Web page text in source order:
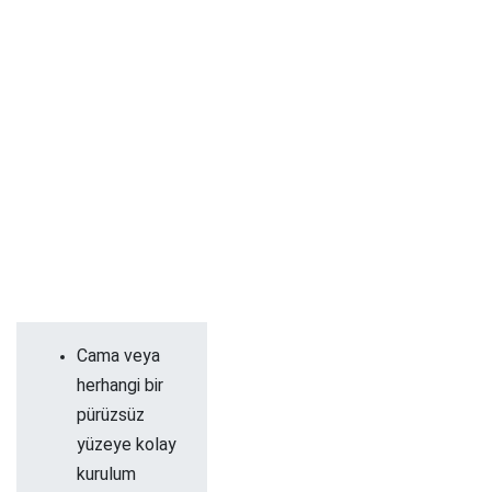
Cama veya
herhangi bir
pürüzsüz
yüzeye kolay
kurulum